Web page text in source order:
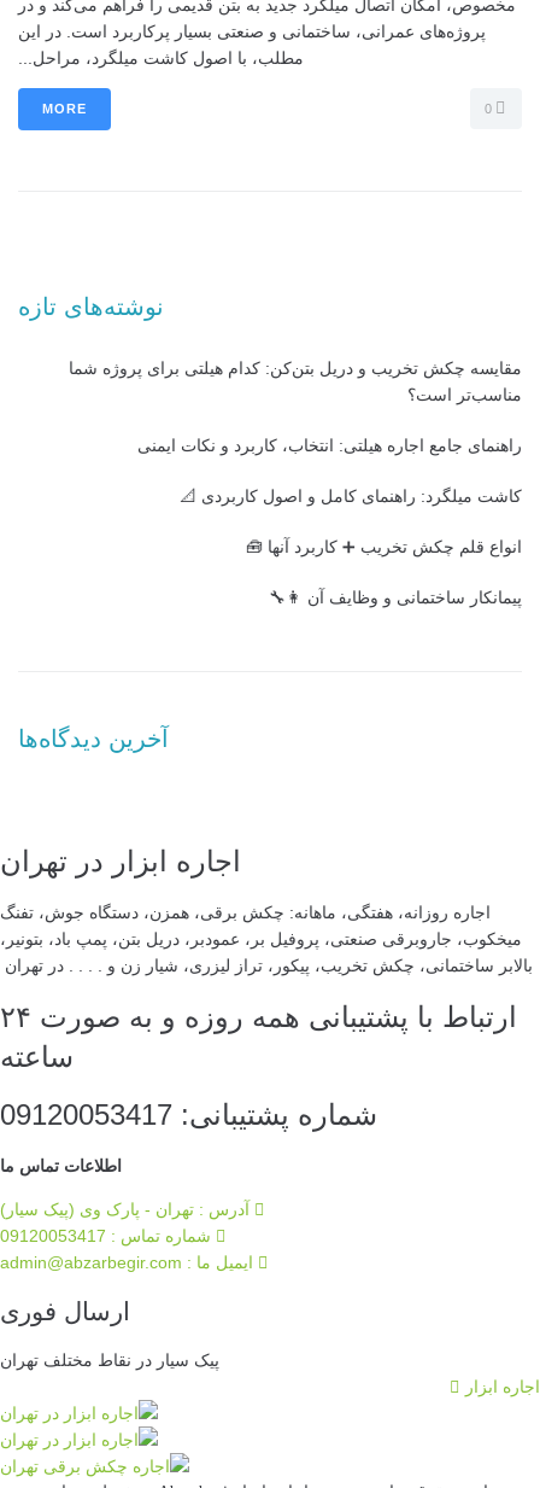
مخصوص، امکان اتصال میلگرد جدید به بتن قدیمی را فراهم می‌کند و در
پروژه‌های عمرانی، ساختمانی و صنعتی بسیار پرکاربرد است. در این
مطلب، با اصول کاشت میلگرد، مراحل...
MORE
نوشته‌های تازه
مقایسه چکش تخریب و دریل بتن‌کن: کدام هیلتی برای پروژه شما
مناسب‌تر است؟
راهنمای جامع اجاره هیلتی: انتخاب، کاربرد و نکات ایمنی
کاشت میلگرد: راهنمای کامل و اصول کاربردی 📐
انواع قلم چکش تخریب ➕ کاربرد آنها 🧰
پیمانکار ساختمانی و وظایف آن 👩‍🔧
آخرین دیدگاه‌ها
اجاره ابزار در تهران
اجاره روزانه، هفتگی، ماهانه: چکش برقی، همزن، دستگاه جوش، تفنگ
میخکوب، جاروبرقی صنعتی، پروفیل بر، عمودبر، دریل بتن، پمپ باد، بتونیر،
بالابر ساختمانی، چکش تخریب، پیکور، تراز لیزری، شیار زن و . . . . در تهران
ارتباط با پشتیبانی همه روزه و به صورت ۲۴
ساعته
شماره پشتیبانی: 09120053417
اطلاعات تماس ما
آدرس : تهران - پارک وی (پیک سیار)
شماره تماس : 09120053417
ایمیل ما :‌ admin@abzarbegir.com
ارسال فوری
پیک سیار در نقاط مختلف تهران
اجاره ابزار